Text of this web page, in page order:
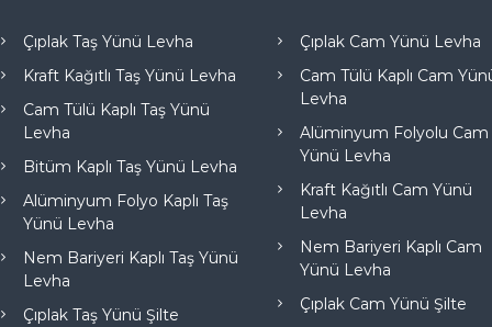
Çıplak Taş Yünü Levha
Kraft Kağıtlı Taş Yünü Levha
Cam Tülü Kaplı Taş Yünü
Levha
Bitüm Kaplı Taş Yünü Levha
Alüminyum Folyo Kaplı Taş
Yünü Levha
Nem Bariyeri Kaplı Taş Yünü
Levha
Çıplak Taş Yünü Şilte
Çıplak Cam Yünü Levha
Cam Tülü Kaplı Cam
Levha
Alüminyum Folyolu Cam
Yünü Levha
Kraft Kağıtlı Cam Yünü
Levha
Nem Bariyeri Kaplı Cam
Yünü Levha
Çıplak Cam Yünü Şilte